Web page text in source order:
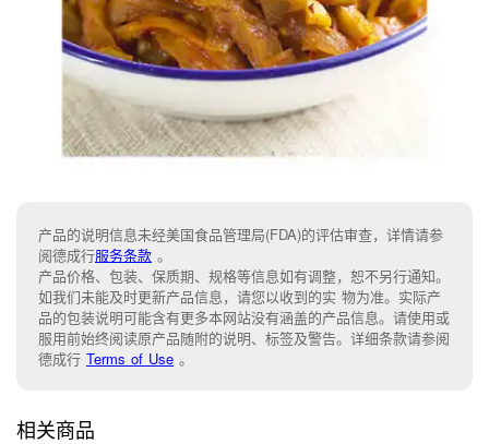
产品的说明信息未经美国食品管理局(FDA)的评估审查，详情请参
阅德成行服务条款 。
产品价格、包装、保质期、规格等信息如有调整，恕不另行通知。
如我们未能及时更新产品信息，请您以收到的实 物为准。实际产
品的包装说明可能含有更多本网站没有涵盖的产品信息。请使用或
服用前始终阅读原产品随附的说明、标签及警告。详细条款请参阅
德成行 Terms of Use 。
相关商品